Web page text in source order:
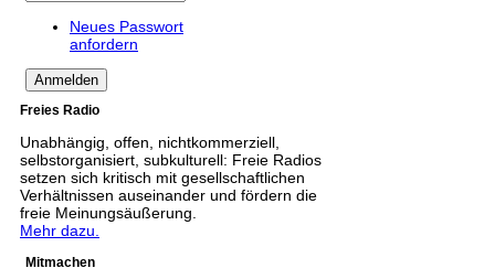
Neues Passwort
anfordern
Freies Radio
Unabhängig, offen, nichtkommerziell,
selbstorganisiert, subkulturell: Freie Radios
setzen sich kritisch mit gesellschaftlichen
Verhältnissen auseinander und fördern die
freie Meinungsäußerung.
Mehr dazu.
Mitmachen